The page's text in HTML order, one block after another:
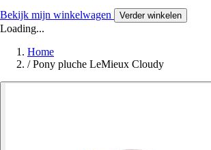
Bekijk mijn winkelwagen Verder winkelen
Loading...
Home
/ Pony pluche LeMieux Cloudy